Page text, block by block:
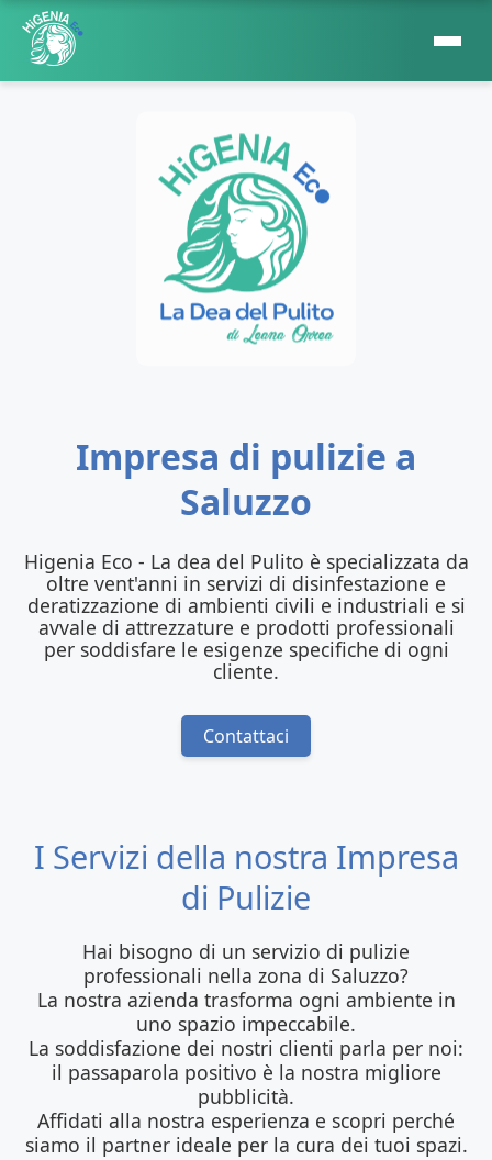
Impresa di pulizie a
Saluzzo
Higenia Eco - La dea del Pulito è specializzata da
oltre vent'anni in servizi di disinfestazione e
deratizzazione di ambienti civili e industriali e si
avvale di attrezzature e prodotti professionali
per soddisfare le esigenze specifiche di ogni
cliente.
Contattaci
I Servizi della nostra Impresa
di Pulizie
Hai bisogno di un servizio di pulizie
professionali nella zona di Saluzzo?
La nostra azienda trasforma ogni ambiente in
uno spazio impeccabile.
La soddisfazione dei nostri clienti parla per noi:
il passaparola positivo è la nostra migliore
pubblicità.
Affidati alla nostra esperienza e scopri perché
siamo il partner ideale per la cura dei tuoi spazi.